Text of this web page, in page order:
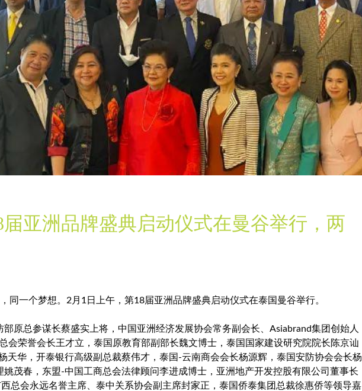
亚洲品牌盛典启动仪式在曼谷举行，两
同一个梦想。2月1日上午，第18届亚洲品牌盛典启动仪式在泰国曼谷举行。
原总参谋长蔡盛实上将，中国亚洲经济发展协会常务副会长、Asiabrand集团创始人
会荣誉会长王才立，泰国原教育部副部长魏文博士，泰国国家建设研究院院长陈京讪
天华，开泰银行高级副总裁蔡伟才，泰国-云南商会会长杨源辉，泰国安防协会会长杨
茂春，东盟-中国工商总会法律顾问李进成博士，亚洲地产开发控股有限公司董事长
总会永远名誉主席、泰中关系协会副主席封家正，泰国侨泰集团总裁徐惠侨等领导嘉